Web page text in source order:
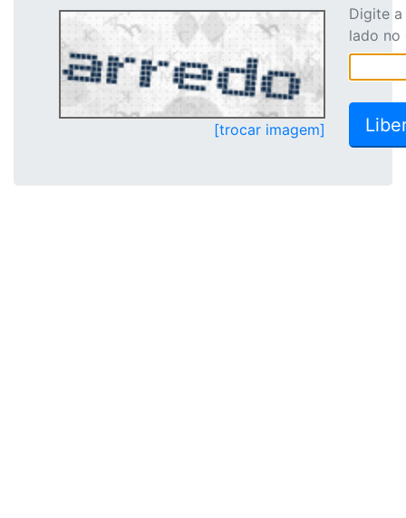
[trocar imagem]
Digite
lado no